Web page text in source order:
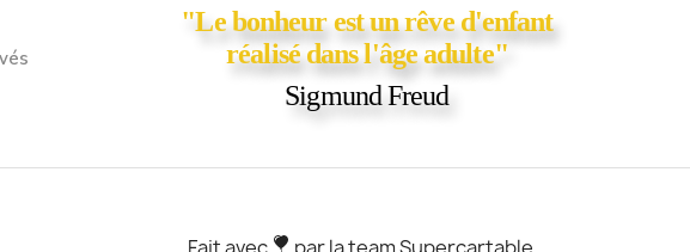
"Le bonheur est un rêve d'enfant
réalisé dans l'âge adulte"
Sigmund Freud
Fait avec par la team Supercartable